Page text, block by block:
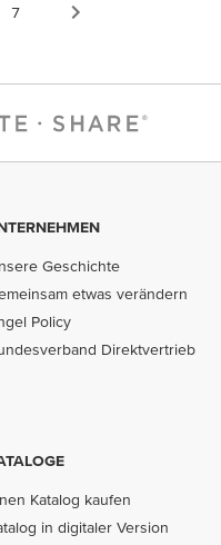
7
Geschichte
etwas verändern
Policy
Direktvertrieb
Katalog kaufen
in digitaler Version